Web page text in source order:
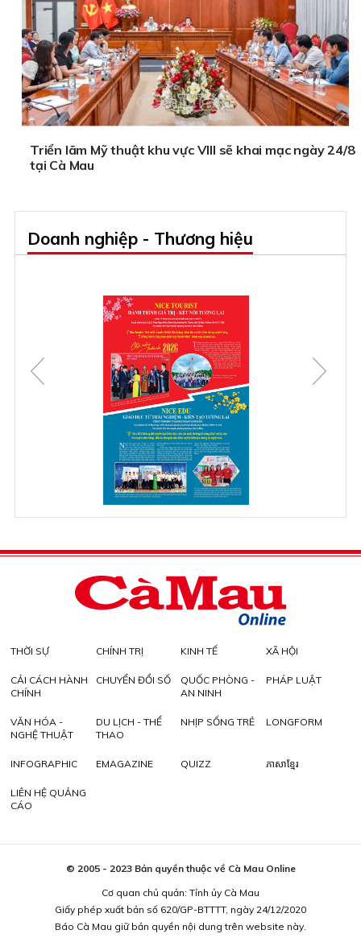
Triển lãm Mỹ thuật khu vực VIII sẽ khai mạc ngày 24/8
tại Cà Mau
Doanh nghiệp - Thương hiệu
THỜI SỰ CHÍNH TRỊ KINH TẾ XÃ HỘI
CẢI CÁCH HÀNH
CHÍNH
CHUYỂN ĐỔI SỐ
QUỐC PHÒNG -
AN NINH
PHÁP LUẬT
VĂN HÓA -
NGHỆ THUẬT
DU LỊCH - THỂ
THAO
NHỊP SỐNG TRẺ LONGFORM
INFOGRAPHIC EMAGAZINE QUIZZ ភាសាខ្មែរ
LIÊN HỆ QUẢNG
CÁO
© 2005 - 2023 Bản quyền thuộc về Cà Mau Online
Cơ quan chủ quản: Tỉnh ủy Cà Mau
Giấy phép xuất bản số 620/GP-BTTTT, ngày 24/12/2020
Báo Cà Mau giữ bản quyền nội dung trên website này.